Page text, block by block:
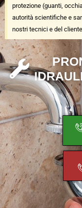
protezione (guanti,
autorità scientifiche e
nostri tecnici e del
PRO
IDRAUL